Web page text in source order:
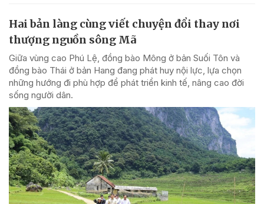
Hai bản làng cùng viết chuyện đổi thay nơi
thượng nguồn sông Mã
Giữa vùng cao Phú Lệ, đồng bào Mông ở bản Suối Tôn và
đồng bào Thái ở bản Hang đang phát huy nội lực, lựa chọn
những hướng đi phù hợp để phát triển kinh tế, nâng cao đời
sống người dân.